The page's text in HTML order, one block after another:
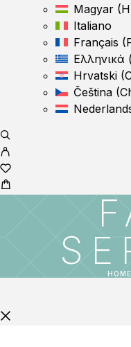
Magyar (
Italiano
Français (
Ελληνικά (
Hrvatski (
Čeština (
HOME